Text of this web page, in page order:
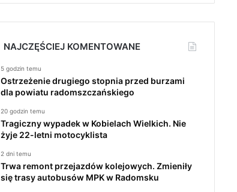
NAJCZĘŚCIEJ KOMENTOWANE
5 godzin temu
Ostrzeżenie drugiego stopnia przed burzami
dla powiatu radomszczańskiego
20 godzin temu
Tragiczny wypadek w Kobielach Wielkich. Nie
żyje 22-letni motocyklista
2 dni temu
Trwa remont przejazdów kolejowych. Zmieniły
się trasy autobusów MPK w Radomsku